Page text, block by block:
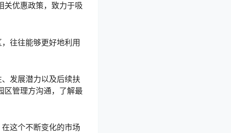
关优惠政策，致力于吸
往往能够更好地利用
发展潜力以及后续扶
区管理方沟通，了解最
这个不断变化的市场